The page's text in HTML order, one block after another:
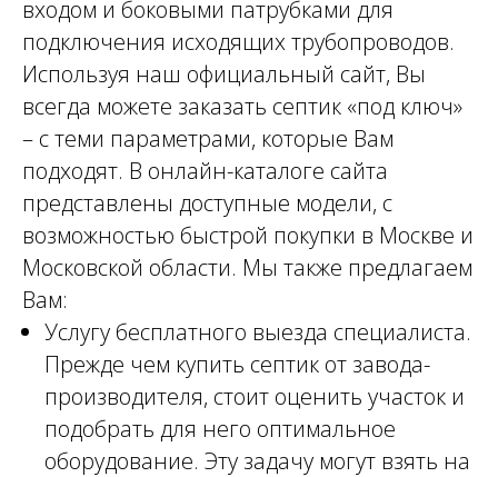
входом и боковыми патрубками для
подключения исходящих трубопроводов.
Используя наш официальный сайт, Вы
всегда можете заказать септик «под ключ»
– с теми параметрами, которые Вам
подходят. В онлайн-каталоге сайта
представлены доступные модели, с
возможностью быстрой покупки в Москве и
Московской области. Мы также предлагаем
Вам:
Услугу бесплатного выезда специалиста.
Прежде чем купить септик от завода-
производителя, стоит оценить участок и
подобрать для него оптимальное
оборудование. Эту задачу могут взять на